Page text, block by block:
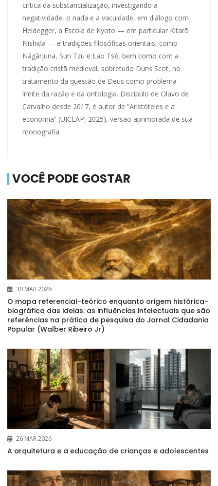
crítica da substancialização, investigando a
negatividade, o nada e a vacuidade, em diálogo com
Heidegger, a Escola de Kyoto — em particular Kitarō
Nishida — e tradições filosóficas orientais, como
Nāgārjuna, Sun Tzu e Lao Tsé, bem como com a
tradição cristã medieval, sobretudo Duns Scot, no
tratamento da questão de Deus como problema-
limite da razão e da ontologia. Discípulo de Olavo de
Carvalho desde 2017, é autor de “Aristóteles e a
economia” (UICLAP, 2025), versão aprimorada de sua
monografia.
VOCÊ PODE GOSTAR
30 MAR 2026
O mapa referencial-teórico enquanto origem histórica-
biográfica das ideias: as influências intelectuais que são
referências na prática de pesquisa do Jornal Cidadania
Popular (Walber Ribeiro Jr)
26 MAR 2026
A arquitetura e a educação de crianças e adolescentes